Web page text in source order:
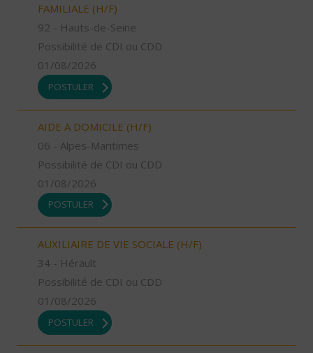
FAMILIALE (H/F)
92 - Hauts-de-Seine
Possibilité de CDI ou CDD
01/08/2026
POSTULER
AIDE A DOMICILE (H/F)
06 - Alpes-Maritimes
Possibilité de CDI ou CDD
01/08/2026
POSTULER
AUXILIAIRE DE VIE SOCIALE (H/F)
34 - Hérault
Possibilité de CDI ou CDD
01/08/2026
POSTULER